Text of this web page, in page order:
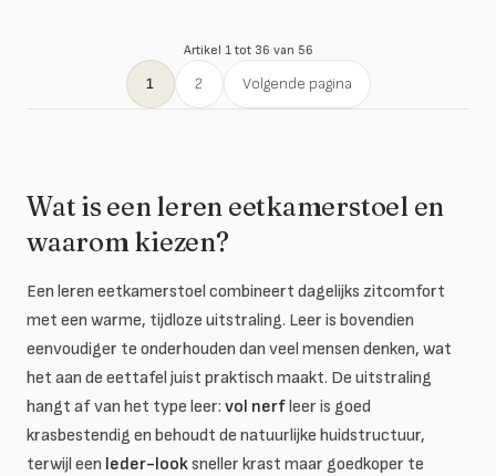
Artikel 1 tot 36 van 56
1 2 Volgende pagina
Wat is een leren eetkamerstoel en
waarom kiezen?
Een leren eetkamerstoel combineert dagelijks zitcomfort
met een warme, tijdloze uitstraling. Leer is bovendien
eenvoudiger te onderhouden dan veel mensen denken, wat
het aan de eettafel juist praktisch maakt. De uitstraling
hangt af van het type leer: vol nerfleer is goed
krasbestendig en behoudt de natuurlijke huidstructuur,
terwijl een leder-looksneller krast maar goedkoper te